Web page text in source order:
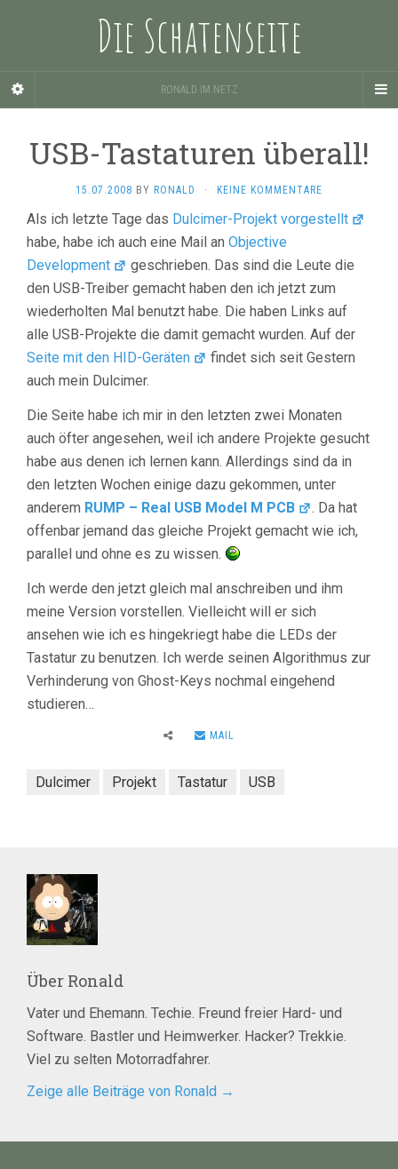
Die Schatenseite
RONALD IM NETZ
USB-Tastaturen überall!
15.07.2008 BY RONALD · KEINE KOMMENTARE
Als ich letzte Tage das Dulcimer-Projekt vorgestellt
habe, habe ich auch eine Mail an Objective
Development
geschrieben. Das sind die Leute die
den USB-Treiber gemacht haben den ich jetzt zum
wiederholten Mal benutzt habe. Die haben Links auf
alle USB-Projekte die damit gemacht wurden. Auf der
Seite mit den HID-Geräten
findet sich seit Gestern
auch mein Dulcimer.
Die Seite habe ich mir in den letzten zwei Monaten
auch öfter angesehen, weil ich andere Projekte gesucht
habe aus denen ich lernen kann. Allerdings sind da in
den letzten Wochen einige dazu gekommen, unter
anderem RUMP – Real USB Model M PCB
. Da hat
offenbar jemand das gleiche Projekt gemacht wie ich,
parallel und ohne es zu wissen.
Ich werde den jetzt gleich mal anschreiben und ihm
meine Version vorstellen. Vielleicht will er sich
ansehen wie ich es hingekriegt habe die LEDs der
Tastatur zu benutzen. Ich werde seinen Algorithmus zur
Verhinderung von Ghost-Keys nochmal eingehend
studieren…
MAIL
Dulcimer Projekt Tastatur USB
Über Ronald
Vater und Ehemann. Techie. Freund freier Hard- und
Software. Bastler und Heimwerker. Hacker? Trekkie.
Viel zu selten Motorradfahrer.
Zeige alle Beiträge von Ronald →